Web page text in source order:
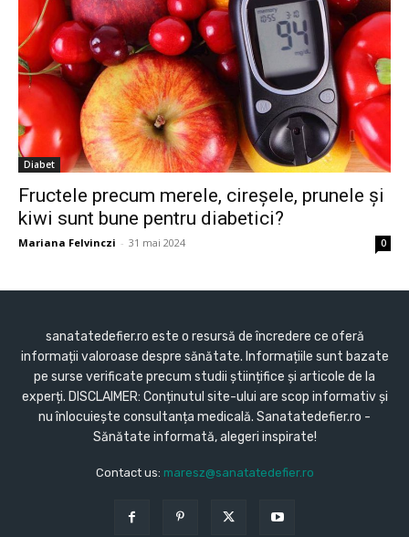
Diabet
Fructele precum merele, cireșele, prunele și
kiwi sunt bune pentru diabetici?
Mariana Felvinczi - 31 mai 2024 0
sanatatedefier.ro este o resursă de încredere ce oferă
informații valoroase despre sănătate. Informațiile sunt bazate
pe surse verificate precum studii științifice și articole de la
experți. DISCLAIMER: Conținutul site-ului are scop informativ și
nu înlocuiește consultanța medicală. Sanatatedefier.ro -
Sănătate informată, alegeri inspirate!
Contact us: maresz@sanatatedefier.ro